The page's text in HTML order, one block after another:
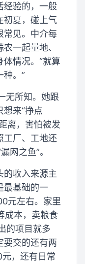
经验的，一般
初夏，碰上气
常见。中介每
一起量地、
情况。“就算
种。”
无所知。她跟
来“挣点
离，害怕被发
厂、工地还
网之鱼”。
的收入来源主
最基础的一
元左右。家里
成本，卖粮食
的项目就多
要交的还有两
，还有日常